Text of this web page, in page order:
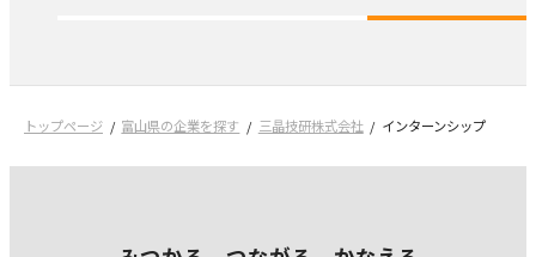
トップページ 富山県の企業を探す 三晶技研株式会社 インターンシップ